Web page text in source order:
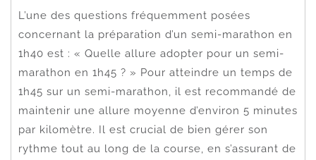
L’une des questions fréquemment posées
concernant la préparation d’un semi-marathon en
1h40 est : « Quelle allure adopter pour un semi-
marathon en 1h45 ? » Pour atteindre un temps de
1h45 sur un semi-marathon, il est recommandé de
maintenir une allure moyenne d’environ 5 minutes
par kilomètre. Il est crucial de bien gérer son
rythme tout au long de la course, en s’assurant de